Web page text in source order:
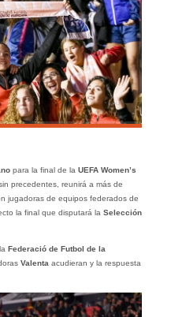
para la final de la UEFA Women’s
precedentes, reunirá a más de
jugadoras de equipos federados de
la final que disputará la Selección
Federació de Futbol de la
Valenta acudieran y la respuesta